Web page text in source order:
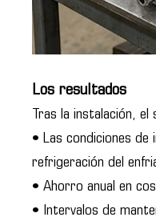
Los resultados
Tras la instalación,
• Las condiciones
refrigeración del
• Ahorro anual en
• Intervalos de